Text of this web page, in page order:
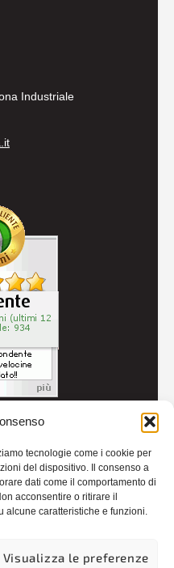
tecnologie come i cookie per
del dispositivo. Il consenso a
dati come il comportamento di
acconsentire o ritirare il
alcune caratteristiche e funzioni.
Visualizza le preferenze
Industriale